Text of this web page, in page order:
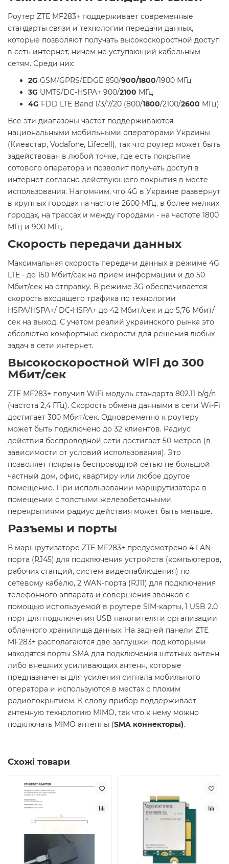
Роутер ZTE MF283+ поддерживает современные
стандарты связи и технологии передачи данных,
которые позволяют получать высокоскоростной доступ
в сеть интернет, ничем не уступающий кабельным
сетям. Среди них:
2G GSM/GPRS/EDGE 850/900/1800/1900 МГц
3G UMTS/DC-HSPA+ 900/2100 МГц
4G FDD LTE Band 1/3/7/20 (800/1800/2100/2600 МГц)
Все эти диапазоны частот поддерживаются
национальными мобильными операторами Украины
(Киевстар, Vodafone, Lifecell), так что роутер может быть
задействован в любой точке, где есть покрытие
сотового оператора и позволит получать доступ в
интернет согласно действующего покрытия в месте
использования. Напомним, что 4G в Украине развернут
в крупных городах на частоте 2600 МГц, в более мелких
городах, на трассах и между городами - на частоте 1800
МГц и 900 МГц.
Скорость передачи данных
Максимальная скорость передачи данных в режиме 4G
LTE - до 150 Мбит/сек на приём информации и до 50
Мбит/сек на отправку. В режиме 3G обеспечивается
скорость входящего трафика по технологии
HSPA/HSPA+/ DC-HSPA+ до 42 Мбит/сек и до 5,76 Мбит/
сек на выход. С учетом реалий украинского рынка это
абсолютно комфортные скорости для решения любых
задач в сети интернет.
Высокоскоростной WiFi до 300
Мбит/сек
ZTE MF283+ получил WiFi модуль стандарта 802.11 b/g/n
(частота 2,4 ГГц). Скорость обмена данными в сети Wi-Fi
достигает 300 Мбит/сек. Одновременно к роутеру
может быть подключено до 32 клиентов. Радиус
действия беспроводной сети достигает 50 метров (в
зависимости от условий использования). Это
позволяет покрыть беспроводной сетью не большой
частный дом, офис, квартиру или любое другое
помещение. При использовании маршрутизатора в
помещении с толстыми железобетонными
перекрытиями радиус действия может быть меньше.
Разъемы и порты
В маршрутизаторе ZTE MF283+ предусмотрено 4 LAN-
порта (RJ45) для подключения устройств (компьютеров,
рабочих станций, систем видеонаблюдения) по
сетевому кабелю, 2 WAN-порта (RJ11) для подключения
телефонного аппарата и совершения звонков с
помощью используемой в роутере SIM-карты, 1 USB 2.0
порт для подключения USB накопителя и организации
облачного хранилища данных. На задней панели ZTE
MF283+ располагаются две заглушки, под которыми
находятся порты SMA для подключения штатных антенн
либо внешних усиливающих антенн, которые
предназначены для усиления сигнала мобильного
оператора и используются в местах с плохим
радиопокрытием. К слову прибор поддерживает
антенную технологию MIMO, так что к нему можно
подключать MIMO антенны (SMA коннекторы).
Схожі товари